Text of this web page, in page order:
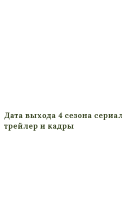
Дата выхода 4 сезона
трейлер и кадры